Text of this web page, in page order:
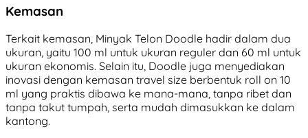
Kemasan
Terkait kemasan, Minyak Telon Doodle hadir dalam dua
ukuran, yaitu 100 ml untuk ukuran reguler dan 60 ml untuk
ukuran ekonomis. Selain itu, Doodle juga menyediakan
inovasi dengan kemasan travel size berbentuk roll on 10
ml yang praktis dibawa ke mana-mana, tanpa ribet dan
tanpa takut tumpah, serta mudah dimasukkan ke dalam
kantong.